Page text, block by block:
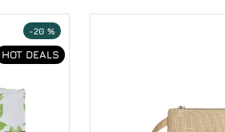
HOT DEALS
-20 %